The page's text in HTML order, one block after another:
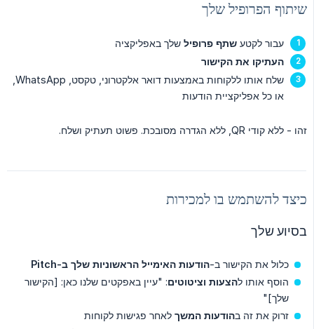
שיתוף הפרופיל שלך
עבור לקטע שתף פרופיל שלך באפליקציה
העתיקו את הקישור
או כל אפליקציית הודעות
זהו - ללא קודי QR, ללא הגדרה מסובכת. פשוט תעתיק ושלח.
כיצד להשתמש בו למכירות
בסיוע שלך
כלול את הקישור ב-הודעות האימייל הראשוניות שלך ב-Pitch
הוסף אותו להצעות וציטוטים: "עיין באפקטים שלנו כאן: [הקישור
שלך]"
זרוק את זה בהודעות המשך לאחר פגישות לקוחות